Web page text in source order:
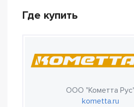
Где купить
ООО "Кометта Рус"
kometta.ru